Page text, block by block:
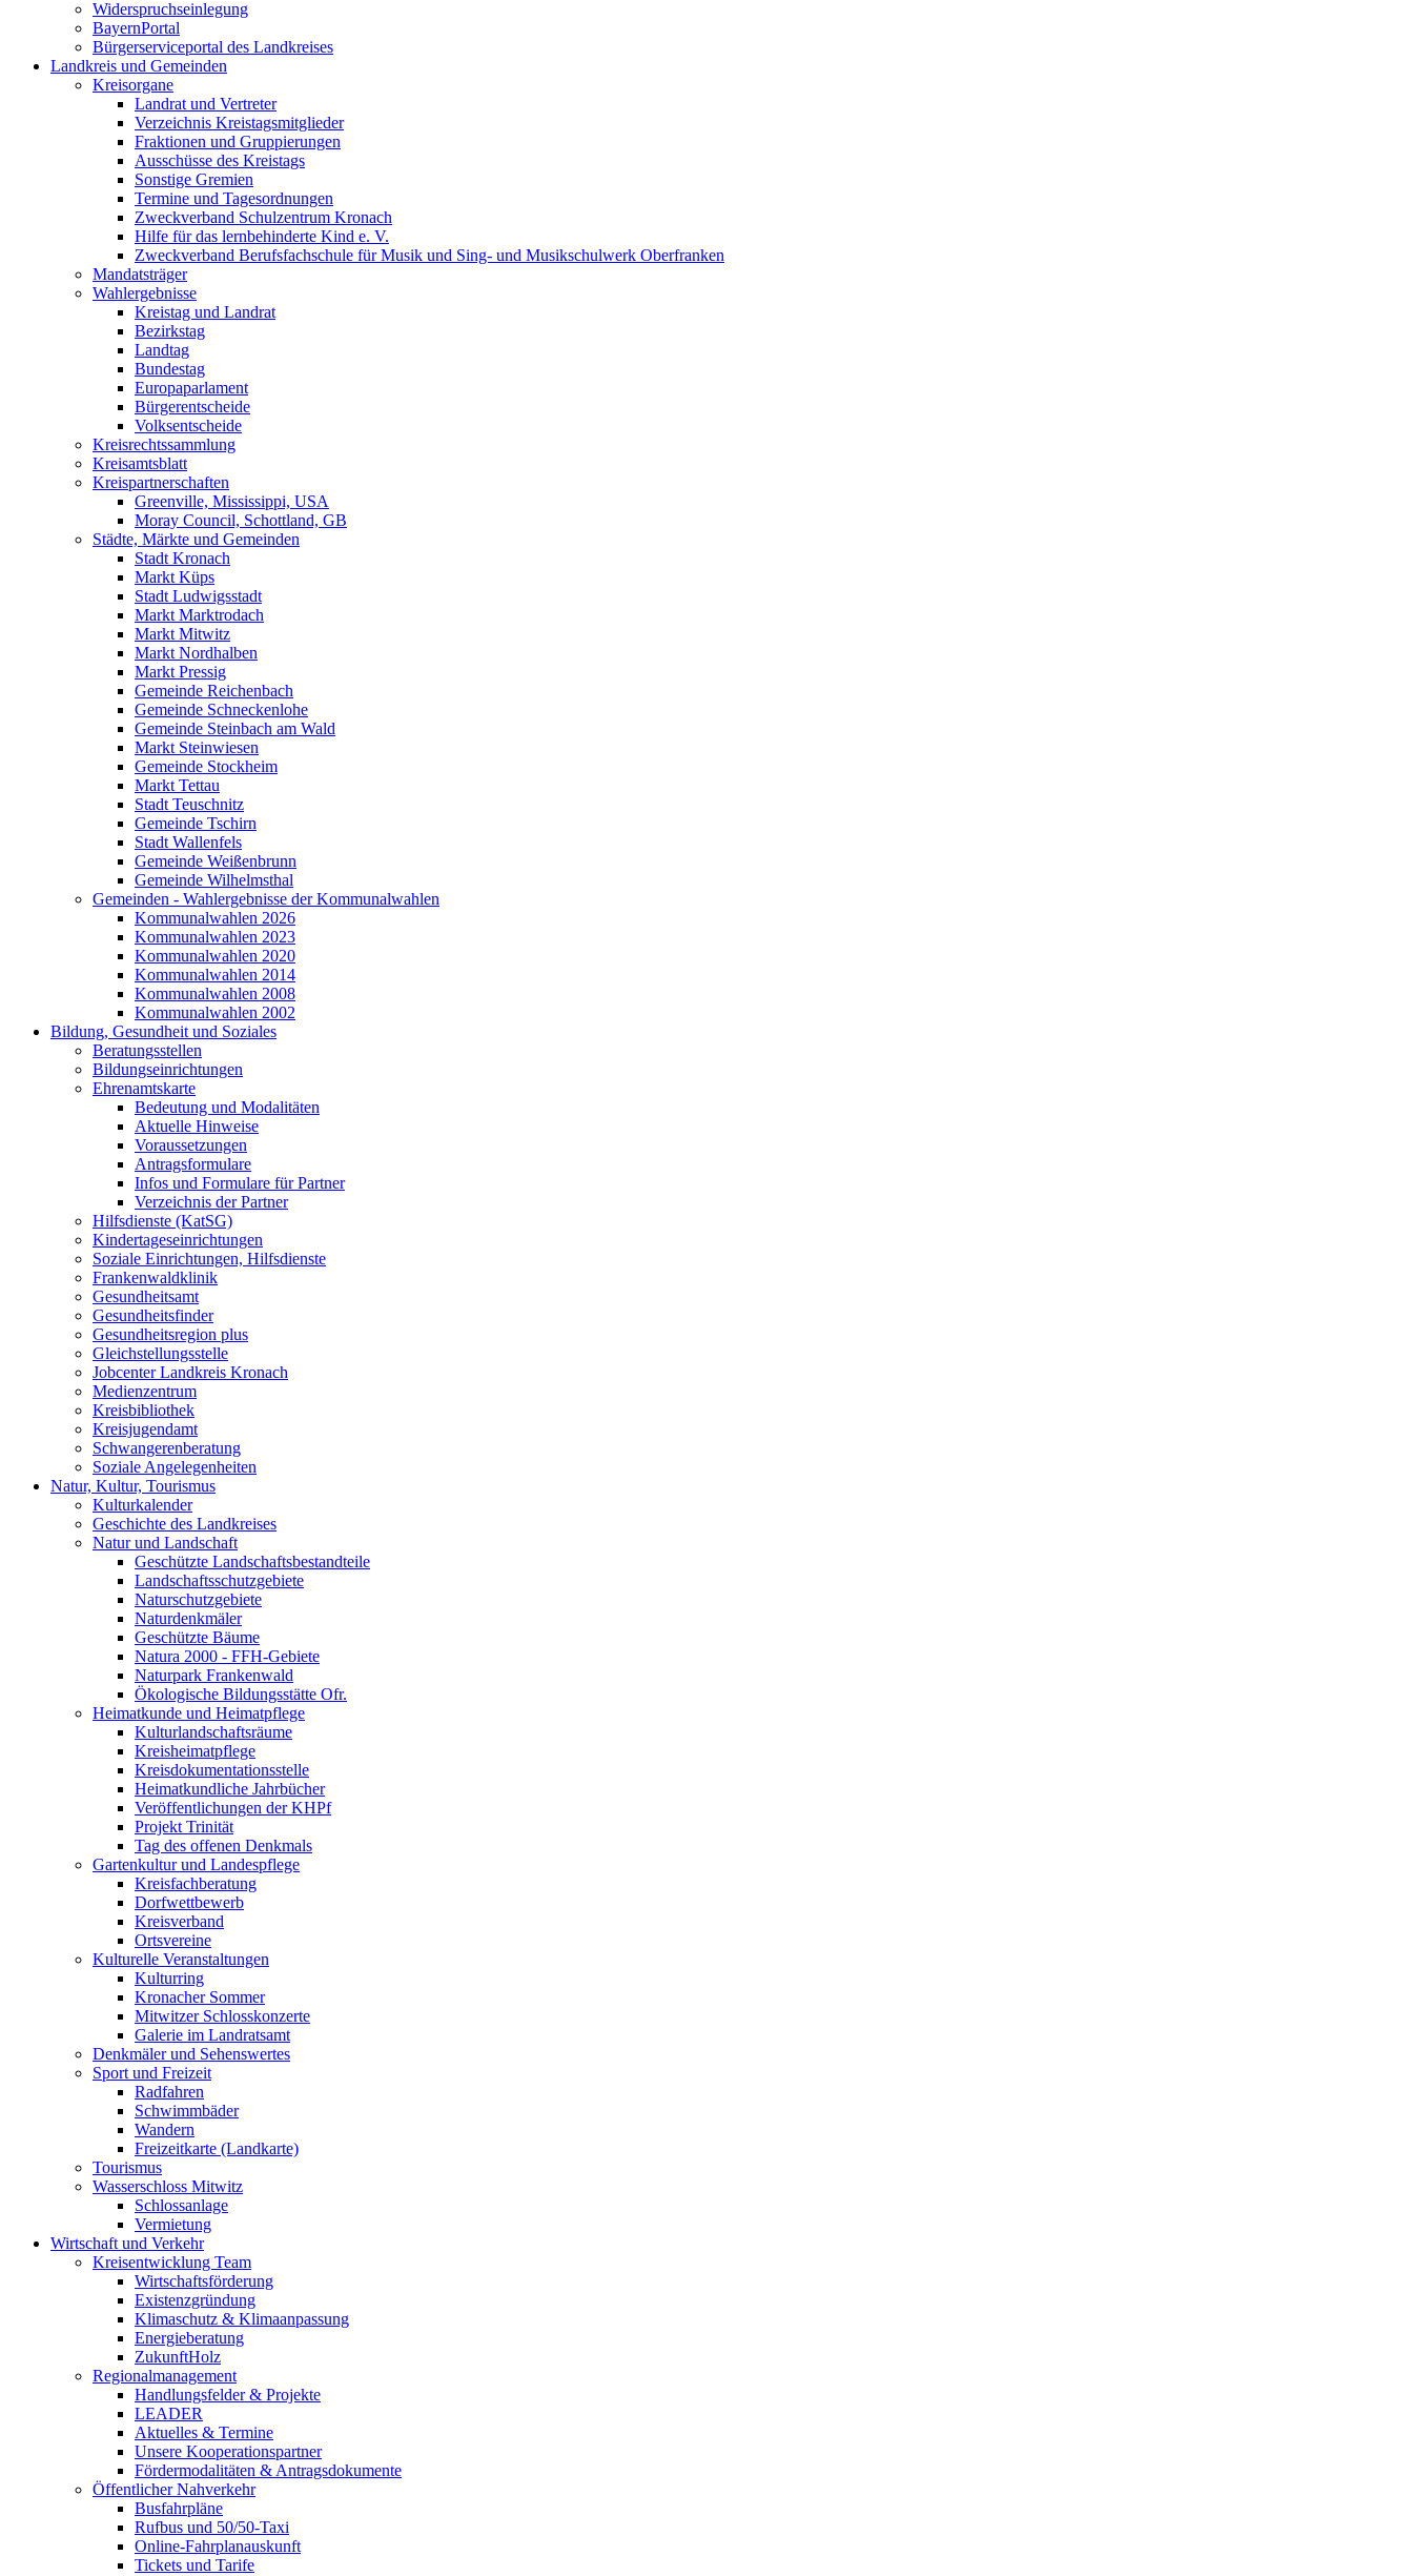
Widerspruchseinlegung
BayernPortal
Bürgerserviceportal des Landkreises
Landkreis und Gemeinden
Kreisorgane
Landrat und Vertreter
Verzeichnis Kreistagsmitglieder
Fraktionen und Gruppierungen
Ausschüsse des Kreistags
Sonstige Gremien
Termine und Tagesordnungen
Zweckverband Schulzentrum Kronach
Hilfe für das lernbehinderte Kind e. V.
Zweckverband Berufsfachschule für Musik und Sing- und Musikschulwerk Oberfranken
Mandatsträger
Wahlergebnisse
Kreistag und Landrat
Bezirkstag
Landtag
Bundestag
Europaparlament
Bürgerentscheide
Volksentscheide
Kreisrechtssammlung
Kreisamtsblatt
Kreispartnerschaften
Greenville, Mississippi, USA
Moray Council, Schottland, GB
Städte, Märkte und Gemeinden
Stadt Kronach
Markt Küps
Stadt Ludwigsstadt
Markt Marktrodach
Markt Mitwitz
Markt Nordhalben
Markt Pressig
Gemeinde Reichenbach
Gemeinde Schneckenlohe
Gemeinde Steinbach am Wald
Markt Steinwiesen
Gemeinde Stockheim
Markt Tettau
Stadt Teuschnitz
Gemeinde Tschirn
Stadt Wallenfels
Gemeinde Weißenbrunn
Gemeinde Wilhelmsthal
Gemeinden - Wahlergebnisse der Kommunalwahlen
Kommunalwahlen 2026
Kommunalwahlen 2023
Kommunalwahlen 2020
Kommunalwahlen 2014
Kommunalwahlen 2008
Kommunalwahlen 2002
Bildung, Gesundheit und Soziales
Beratungsstellen
Bildungseinrichtungen
Ehrenamtskarte
Bedeutung und Modalitäten
Aktuelle Hinweise
Voraussetzungen
Antragsformulare
Infos und Formulare für Partner
Verzeichnis der Partner
Hilfsdienste (KatSG)
Kindertageseinrichtungen
Soziale Einrichtungen, Hilfsdienste
Frankenwaldklinik
Gesundheitsamt
Gesundheitsfinder
Gesundheitsregion plus
Gleichstellungsstelle
Jobcenter Landkreis Kronach
Medienzentrum
Kreisbibliothek
Kreisjugendamt
Schwangerenberatung
Soziale Angelegenheiten
Natur, Kultur, Tourismus
Kulturkalender
Geschichte des Landkreises
Natur und Landschaft
Geschützte Landschaftsbestandteile
Landschaftsschutzgebiete
Naturschutzgebiete
Naturdenkmäler
Geschützte Bäume
Natura 2000 - FFH-Gebiete
Naturpark Frankenwald
Ökologische Bildungsstätte Ofr.
Heimatkunde und Heimatpflege
Kulturlandschaftsräume
Kreisheimatpflege
Kreisdokumentationsstelle
Heimatkundliche Jahrbücher
Veröffentlichungen der KHPf
Projekt Trinität
Tag des offenen Denkmals
Gartenkultur und Landespflege
Kreisfachberatung
Dorfwettbewerb
Kreisverband
Ortsvereine
Kulturelle Veranstaltungen
Kulturring
Kronacher Sommer
Mitwitzer Schlosskonzerte
Galerie im Landratsamt
Denkmäler und Sehenswertes
Sport und Freizeit
Radfahren
Schwimmbäder
Wandern
Freizeitkarte (Landkarte)
Tourismus
Wasserschloss Mitwitz
Schlossanlage
Vermietung
Wirtschaft und Verkehr
Kreisentwicklung Team
Wirtschaftsförderung
Existenzgründung
Klimaschutz & Klimaanpassung
Energieberatung
ZukunftHolz
Regionalmanagement
Handlungsfelder & Projekte
LEADER
Aktuelles & Termine
Unsere Kooperationspartner
Fördermodalitäten & Antragsdokumente
Öffentlicher Nahverkehr
Busfahrpläne
Rufbus und 50/50-Taxi
Online-Fahrplanauskunft
Tickets und Tarife